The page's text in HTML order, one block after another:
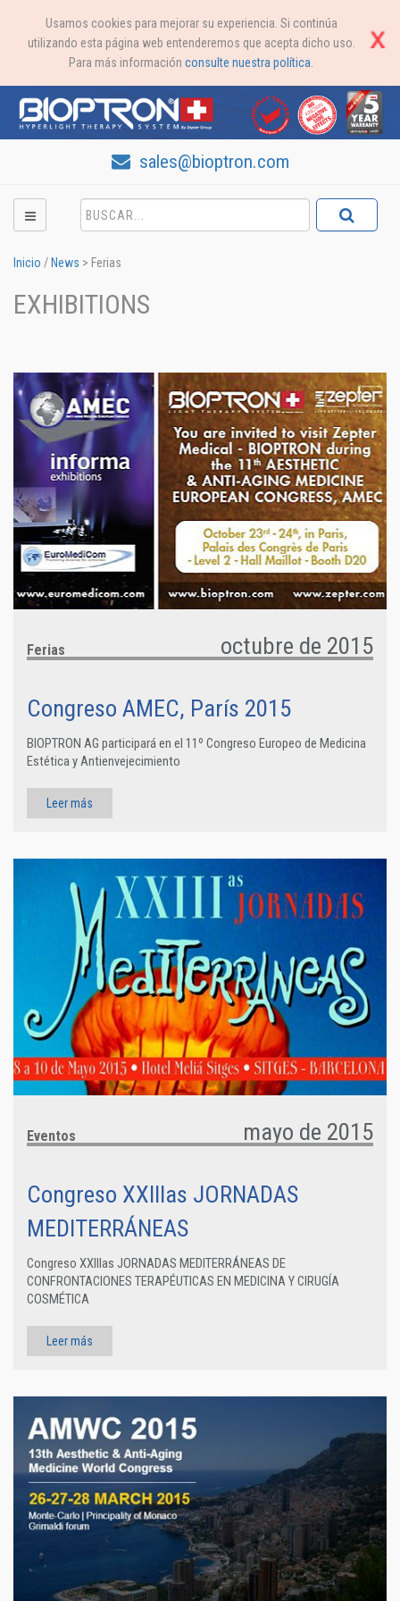
Usamos cookies para mejorar su experiencia. Si continúa
utilizando esta página web entenderemos que acepta dicho uso.
Para más información consulte nuestra política
sales@bioptron.com
Inicio / News > Ferias
EXHIBITIONS
Ferias octubre de 2015
Congreso AMEC, París 2015
BIOPTRON AG participará en el 11º Congreso Europeo de Medicina
Estética y Antienvejecimiento
Leer más
Eventos mayo de 2015
Congreso XXIIIas JORNADAS
MEDITERRÁNEAS
Congreso XXIIIas JORNADAS MEDITERRÁNEAS DE
CONFRONTACIONES TERAPÉUTICAS EN MEDICINA Y CIRUGÍA
COSMÉTICA
Leer más